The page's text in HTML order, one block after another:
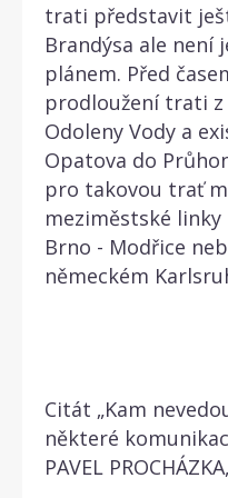
trati představit
Brandýsa ale není
plánem. Před
prodloužení trati z
Odoleny Vody a
Opatova do
pro takovou trať
meziměstské linky
Brno - Modřice
německém
Citát „Kam
některé
PAVEL